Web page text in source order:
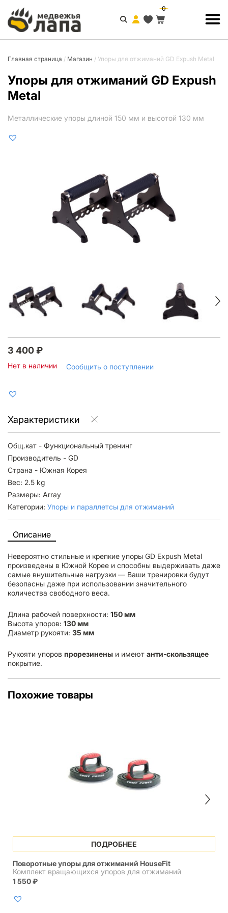
0
Главная страница / Магазин / Упоры для отжиманий GD Expush Metal
Упоры для отжиманий GD Expush
Metal
Металлические упоры длиной 150 мм и высотой 130 мм
Описание
Невероятно стильные и крепкие упоры GD Expush Metal
произведены в Южной Корее и способны выдерживать даже
самые внушительные нагрузки — Ваши тренировки будут
безопасны даже при использовании значительного
количества свободного веса.
Длина рабочей поверхности: 150 мм
Высота упоров: 130 мм
Диаметр рукояти: 35 мм
Рукояти упоров прорезинены и имеют анти-скользящее
покрытие.
3 400₽
Нет в наличии Сообщить о поступлении
Характеристики
Общ.кат - Функциональный тренинг
Производитель - GD
Страна - Южная Корея
Вес: 2.5 kg
Размеры: Array
Категории: Упоры и параллетсы для отжиманий
Похожие товары
ПОДРОБНЕЕ
Поворотные упоры для отжиманий HouseFit
Комплект вращающихся упоров для отжиманий
1 550₽